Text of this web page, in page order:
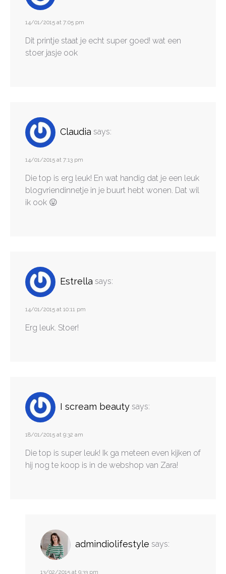
14/01/2015 at 7:05 pm
Dit printje staat je echt super goed! wat een
stoer jasje ook
Claudia says:
14/01/2015 at 7:13 pm
Die top is erg leuk! En wat handig dat je een leuk
blogvriendinnetje in je buurt hebt wonen. Dat wil
ik ook 😛
Estrella says:
14/01/2015 at 10:11 pm
Erg leuk. Stoer!
I scream beauty says:
18/01/2015 at 9:32 am
Die top is super leuk! Ik ga meteen even kijken of
hij nog te koop is in de webshop van Zara!
admindiolifestyle says:
13/02/2015 at 9:33 pm